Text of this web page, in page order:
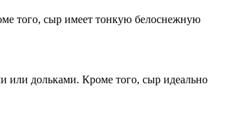
того, сыр имеет тонкую белоснежную
или дольками. Кроме того, сыр идеально